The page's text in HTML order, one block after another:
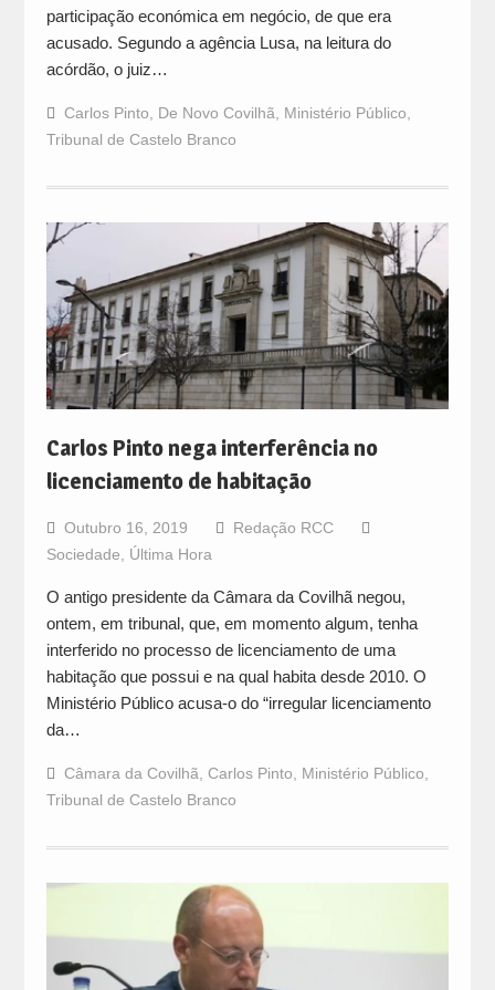
participação económica em negócio, de que era
acusado. Segundo a agência Lusa, na leitura do
acórdão, o juiz…
Carlos Pinto De Novo Covilhã Ministério Público
Tribunal de Castelo Branco
Carlos Pinto nega interferência no
licenciamento de habitação
Outubro 16, 2019
Redação RCC
Sociedade
Última Hora
O antigo presidente da Câmara da Covilhã negou,
ontem, em tribunal, que, em momento algum, tenha
interferido no processo de licenciamento de uma
habitação que possui e na qual habita desde 2010. O
Ministério Público acusa-o do “irregular licenciamento
da…
Câmara da Covilhã Carlos Pinto Ministério Público
Tribunal de Castelo Branco